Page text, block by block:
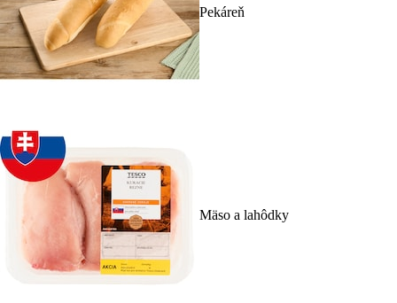
Pekáreň
Mäso a lahôdky